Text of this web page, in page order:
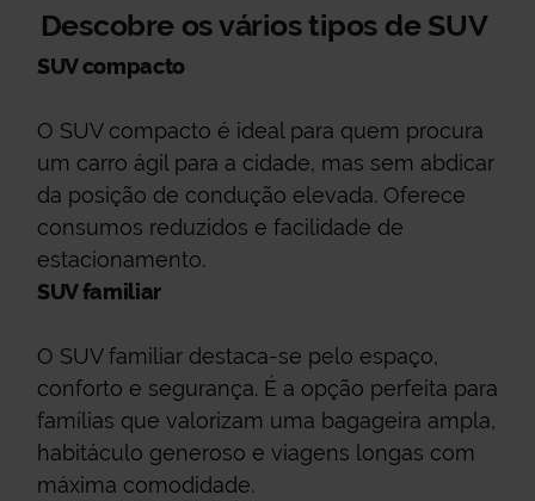
Descobre os vários tipos de SUV
SUV compacto
O SUV compacto é ideal para quem procura
um carro ágil para a cidade, mas sem abdicar
da posição de condução elevada. Oferece
consumos reduzidos e facilidade de
estacionamento.
SUV familiar
O SUV familiar destaca-se pelo espaço,
conforto e segurança. É a opção perfeita para
famílias que valorizam uma bagageira ampla,
habitáculo generoso e viagens longas com
máxima comodidade.